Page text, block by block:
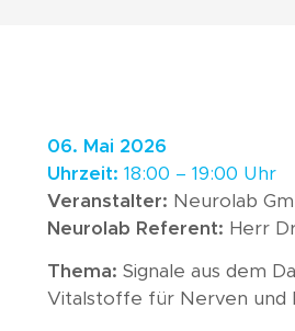
06. Mai 2026
Uhrzeit:18:00 – 19:00 Uhr
Veranstalter: Neurolab
Neurolab Referent: Herr
Thema:Signale aus dem
Vitalstoffe für Nerven und